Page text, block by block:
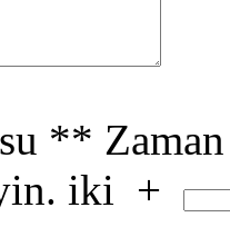
**
iki +